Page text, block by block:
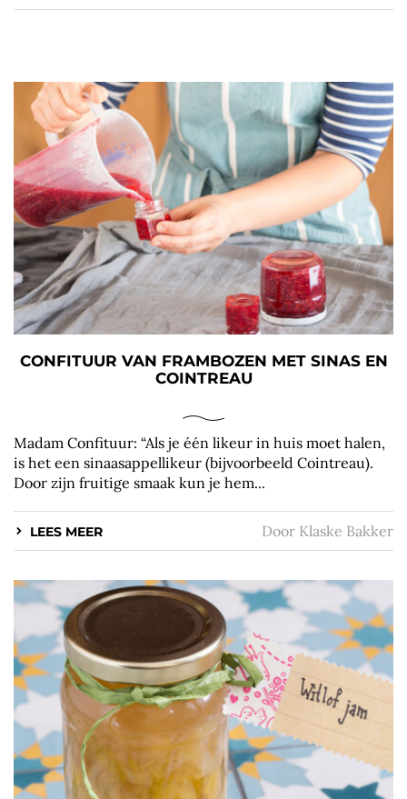
CONFITUUR VAN FRAMBOZEN MET SINAS EN
COINTREAU
Madam Confituur: “Als je één likeur in huis moet halen,
is het een sinaasappellikeur (bijvoorbeeld Cointreau).
Door zijn fruitige smaak kun je hem...
LEES MEER Door Klaske Bakker